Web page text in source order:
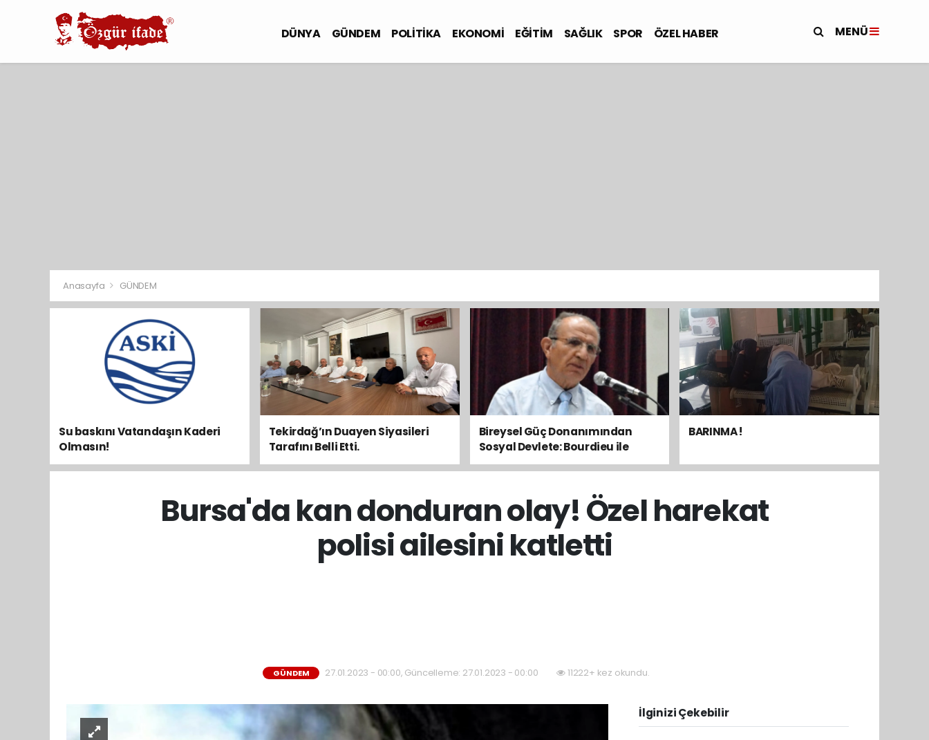
DÜNYA GÜNDEM POLİTİKA EKONOMİ EĞİTİM SAĞLIK SPOR ÖZEL HABER MENÜ
Anasayfa GÜNDEM
Su baskını Vatandaşın Kaderi
Olmasın!
Tekirdağ’ın Duayen Siyasileri
Tarafını Belli Etti.
Bireysel Güç Donanımından
Sosyal Devlete: Bourdieu ile
Toplumsal Dengeyi Okumak
BARINMA !
Bursa'da kan donduran olay! Özel harekat
polisi ailesini katletti
GÜNDEM 27.01.2023 - 00:00, Güncelleme: 27.01.2023 - 00:00 11222+ kez okundu.
İlginizi Çekebilir